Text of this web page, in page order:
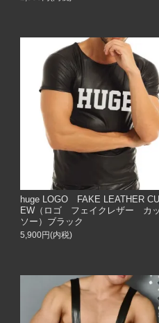
huge LOGO FAKE LEATHER
EW（ロゴ フェイクレザー カ
ソー）ブラック
5,900円(内税)